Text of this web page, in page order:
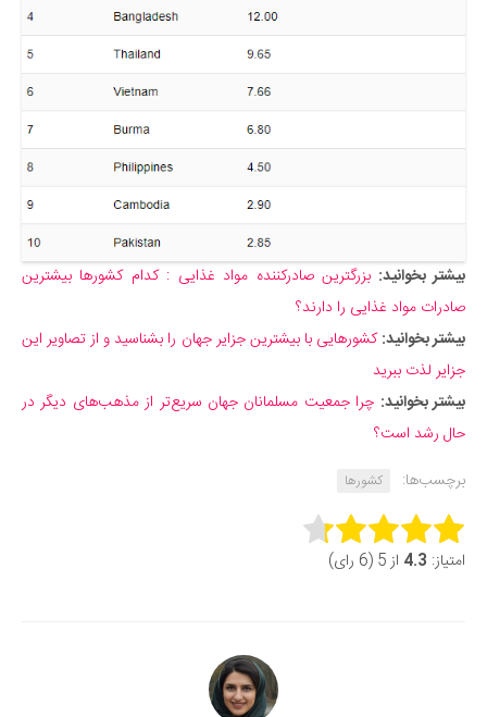
بیشتر بخوانید: بزرگترین صادرکننده مواد غذایی : کدام کشورها بیشترین
صادرات مواد غذایی را دارند؟
بیشتر بخوانید: کشورهایی با بیشترین جزایر جهان را بشناسید و از تصاویر این
جزایر لذت ببرید
بیشتر بخوانید: چرا جمعیت مسلمانان جهان سریع‌تر از مذهب‌های دیگر در
حال رشد است؟
برچسب‌ها:
کشورها
Rate this item:
امتیاز: 4.3 از 5 (6 رای)